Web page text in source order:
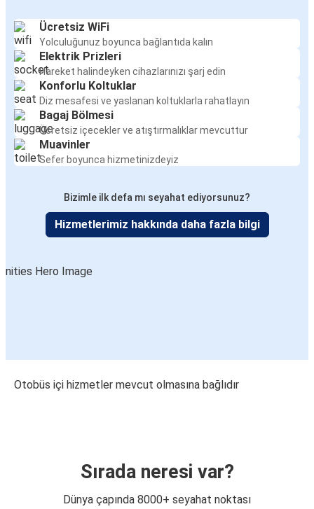
Ücretsiz WiFi
Yolculuğunuz boyunca bağlantıda kalın
Elektrik Prizleri
Hareket halindeyken cihazlarınızı şarj edin
Konforlu Koltuklar
Diz mesafesi ve yaslanan koltuklarla rahatlayın
Bagaj Bölmesi
Ücretsiz içecekler ve atıştırmalıklar mevcuttur
Muavinler
Sefer boyunca hizmetinizdeyiz
Bizimle ilk defa mı seyahat ediyorsunuz?
Hizmetlerimiz hakkında daha fazla bilgi
Otobüs içi hizmetler mevcut olmasına bağlıdır
Sırada neresi var?
Dünya çapında 8000+ seyahat noktası